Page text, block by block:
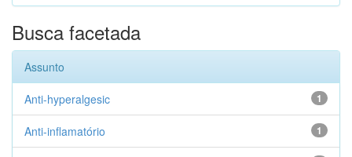
Busca facetada
Assunto
1
Anti-hyperalgesic
1
Anti-inflamatório